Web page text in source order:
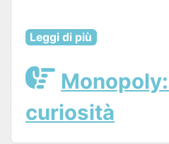
Leggi di più
curiosità